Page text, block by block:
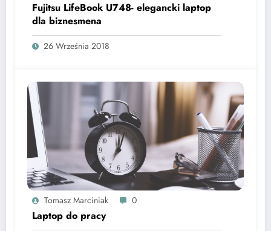
Fujitsu LifeBook U748- elegancki laptop
dla biznesmena
26 Września 2018
Tomasz Marciniak 0
Laptop do pracy